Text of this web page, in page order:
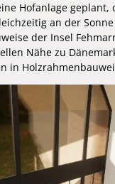
Hofanlage geplant,
an der
der Insel
Nähe zu
in